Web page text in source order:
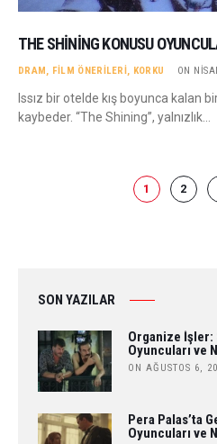
THE SHINING KONUSU
DRAM , FILM ÖNERILERI, KORKU ON
Issız bir otelde kış boyunca kalan
kaybeder. “The Shining”, yalnızlık…
PAGE
1 PAGE
2
SON YAZILAR
Organize İşler:
Oyuncuları ve
ON AĞUSTOS 6,
Pera Palas’ta
Oyuncuları ve